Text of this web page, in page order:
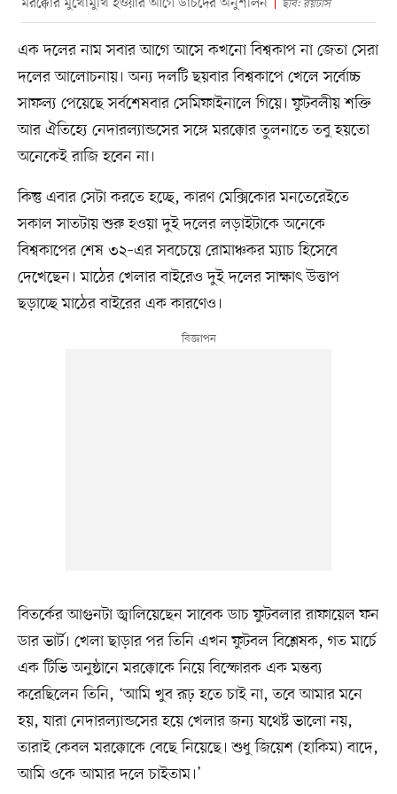
ছবি: রয়টার্স
এক দলের নাম সবার আগে আসে কখনো বিশ্বকাপ না জেতা সেরা
দলের আলোচনায়। অন্য দলটি ছয়বার বিশ্বকাপে খেলে সর্বোচ্চ
সাফল্য পেয়েছে সর্বশেষবার সেমিফাইনালে গিয়ে। ফুটবলীয় শক্তি
আর ঐতিহ্যে নেদারল্যান্ডসের সঙ্গে মরক্কোর তুলনাতে তবু হয়তো
অনেকেই রাজি হবেন না।
কিন্তু এবার সেটা করতে হচ্ছে, কারণ মেক্সিকোর মনতেরেইতে
সকাল সাতটায় শুরু হওয়া দুই দলের লড়াইটাকে অনেকে
বিশ্বকাপের শেষ ৩২–এর সবচেয়ে রোমাঞ্চকর ম্যাচ হিসেবে
দেখেছেন। মাঠের খেলার বাইরেও দুই দলের সাক্ষাৎ উত্তাপ
ছড়াচ্ছে মাঠের বাইরের এক কারণেও।
বিতর্কের আগুনটা জ্বালিয়েছেন সাবেক ডাচ ফুটবলার রাফায়েল ফন
ডার ভার্ট। খেলা ছাড়ার পর তিনি এখন ফুটবল বিশ্লেষক, গত মার্চে
এক টিভি অনুষ্ঠানে মরক্কোকে নিয়ে বিস্ফোরক এক মন্তব্য
করেছিলেন তিনি, ‘আমি খুব রূঢ় হতে চাই না, তবে আমার মনে
হয়, যারা নেদারল্যান্ডসের হয়ে খেলার জন্য যথেষ্ট ভালো নয়,
তারাই কেবল মরক্কোকে বেছে নিয়েছে। শুধু জিয়েশ (হাকিম) বাদে,
আমি ওকে আমার দলে চাইতাম।’